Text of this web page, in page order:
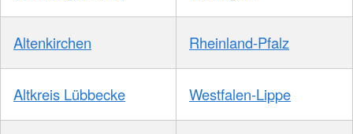
Altenkirchen Rheinland-Pfalz
Altkreis Lübbecke Westfalen-Lippe